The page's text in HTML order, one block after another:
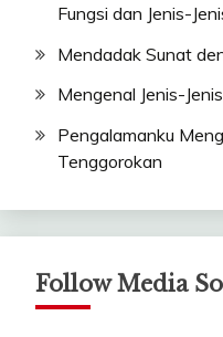
Fungsi dan Jenis-
Mendadak Sunat
Mengenal Jenis-
Pengalamanku
Tenggorokan
Follow Media